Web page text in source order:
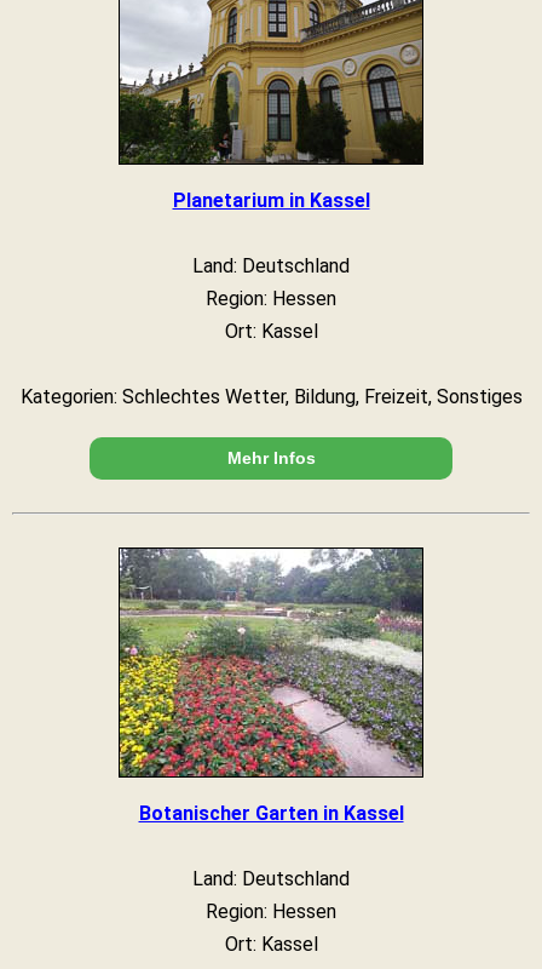
Planetarium in Kassel
Land: Deutschland
Region: Hessen
Ort: Kassel
Kategorien: Schlechtes Wetter, Bildung, Freizeit, Sonstiges
Mehr Infos
Botanischer Garten in Kassel
Land: Deutschland
Region: Hessen
Ort: Kassel